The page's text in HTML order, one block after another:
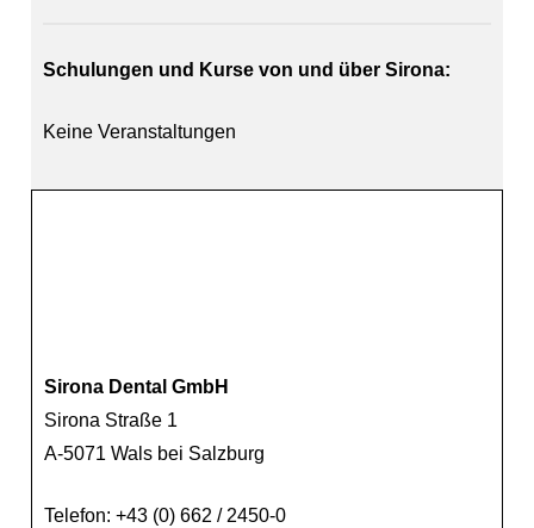
Schulungen und Kurse von und über Sirona:
Keine Veranstaltungen
Sirona Dental GmbH
Sirona Straße 1
A-5071 Wals bei Salzburg
Telefon: +43 (0) 662 / 2450-0